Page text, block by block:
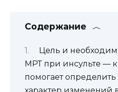
Содержание
Цель и
МРТ при инсульте —
помогает